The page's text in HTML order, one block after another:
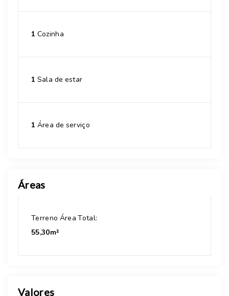
1 Cozinha
1 Sala de estar
1 Área de serviço
Áreas
Terreno Área Total:
55,30m²
Valores